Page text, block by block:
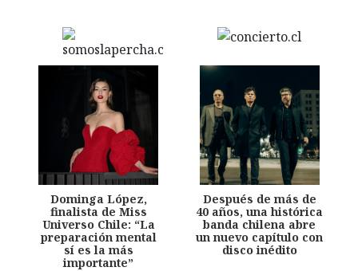
Dominga López,
finalista de Miss
Universo Chile: “La
preparación mental
sí es la más
importante”
Después de más de
40 años, una histórica
banda chilena abre
un nuevo capítulo con
disco inédito